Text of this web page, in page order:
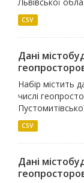
CSV
Дані
Набір містить
числі
CSV
Дані